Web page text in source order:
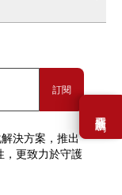
需要幫助嗎？
訂閱
決方案，推出
，更致力於守護